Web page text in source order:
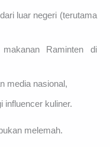
luar negeri (terutama
Raminten di
media nasional,
influencer kuliner.
melemah.